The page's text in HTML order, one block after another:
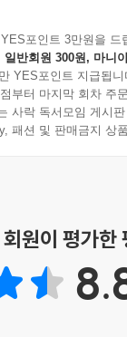
이어진다.
의 장난」인 것도
주체성을 가진 인
는다. 인간의 눈
시선으로 바라
독자들로서는 별
정을 불태우면서
한 플롯도 한국문
포인트 3만원을 드
일반회원 300원, 마니
YES포인트 지급됩니
부터 마지막 회차 주
사락 독서모임 게시
패션 및 판매금지 상
원이 평가한